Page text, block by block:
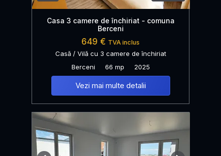
Casa 3 camere de închiriat - comuna
Berceni
649 € TVA inclus
Casă / Vilă cu 3 camere de închiriat
Berceni
66 mp 2025
Vezi mai multe detalii